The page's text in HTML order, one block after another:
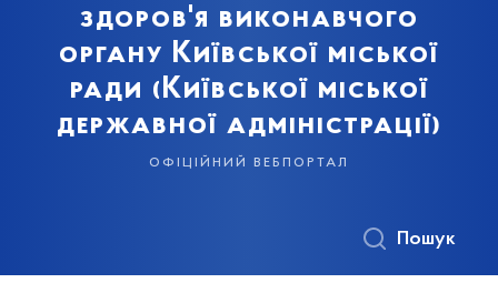
здоров'я виконавчого
органу Київської міської
ради (Київської міської
державної адміністрації)
офіційний вебпортал
Пошук